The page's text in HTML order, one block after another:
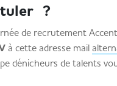
?
de recrutement
à cette adresse mail
dénicheurs de talents